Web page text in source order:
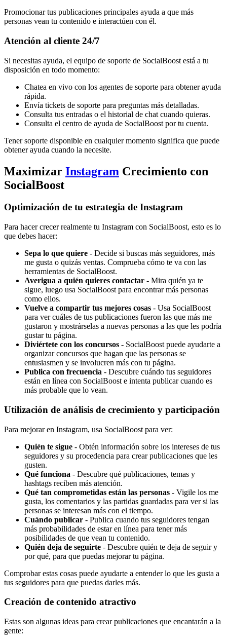
Promocionar tus publicaciones principales ayuda a que más
personas vean tu contenido e interactúen con él.
Atención al cliente 24/7
Si necesitas ayuda, el equipo de soporte de SocialBoost está a tu
disposición en todo momento:
Chatea en vivo con los agentes de soporte para obtener ayuda
rápida.
Envía tickets de soporte para preguntas más detalladas.
Consulta tus entradas o el historial de chat cuando quieras.
Consulta el centro de ayuda de SocialBoost por tu cuenta.
Tener soporte disponible en cualquier momento significa que puede
obtener ayuda cuando la necesite.
Maximizar Instagram Crecimiento con
SocialBoost
Optimización de tu estrategia de Instagram
Para hacer crecer realmente tu Instagram con SocialBoost, esto es lo
que debes hacer:
Sepa lo que quiere - Decide si buscas más seguidores, más
me gusta o quizás ventas. Comprueba cómo te va con las
herramientas de SocialBoost.
Averigua a quién quieres contactar - Mira quién ya te
sigue, luego usa SocialBoost para encontrar más personas
como ellos.
Vuelve a compartir tus mejores cosas - Usa SocialBoost
para ver cuáles de tus publicaciones fueron las que más me
gustaron y mostrárselas a nuevas personas a las que les podría
gustar tu página.
Diviértete con los concursos - SocialBoost puede ayudarte a
organizar concursos que hagan que las personas se
entusiasmen y se involucren más con tu página.
Publica con frecuencia - Descubre cuándo tus seguidores
están en línea con SocialBoost e intenta publicar cuando es
más probable que lo vean.
Utilización de análisis de crecimiento y participación
Para mejorar en Instagram, usa SocialBoost para ver:
Quién te sigue - Obtén información sobre los intereses de tus
seguidores y su procedencia para crear publicaciones que les
gusten.
Qué funciona - Descubre qué publicaciones, temas y
hashtags reciben más atención.
Qué tan comprometidas están las personas - Vigile los me
gusta, los comentarios y las partidas guardadas para ver si las
personas se interesan más con el tiempo.
Cuándo publicar - Publica cuando tus seguidores tengan
más probabilidades de estar en línea para tener más
posibilidades de que vean tu contenido.
Quién deja de seguirte - Descubre quién te deja de seguir y
por qué, para que puedas mejorar tu página.
Comprobar estas cosas puede ayudarte a entender lo que les gusta a
tus seguidores para que puedas darles más.
Creación de contenido atractivo
Estas son algunas ideas para crear publicaciones que encantarán a la
gente: